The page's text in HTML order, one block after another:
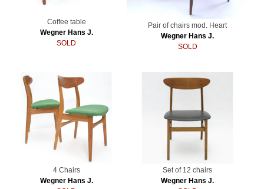
Coffee table
Wegner Hans J.
SOLD
Pair of chairs mod. Heart
Wegner Hans J.
SOLD
4 Chairs
Wegner Hans J.
Set of 12 chairs
Wegner Hans J.